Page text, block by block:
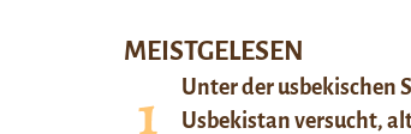
MEISTGELESEN
Unter der usbekischen
Usbekistan versucht,